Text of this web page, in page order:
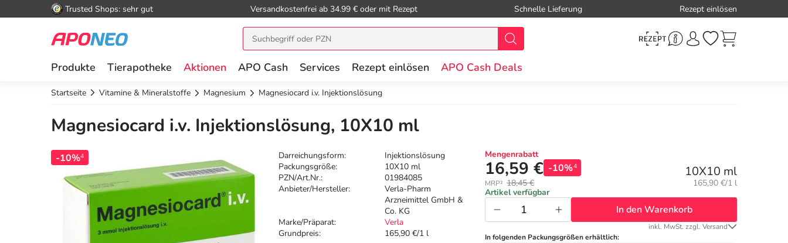
Trusted Shops: sehr gut Versandkostenfrei ab 34.99 € oder mit Rezept Schnelle Lieferung Rezept einlösen
Produkte Tierapotheke Aktionen APO Cash Services Rezept einlösen APO Cash Deals
Startseite Vitamine & Mineralstoffe Magnesium Magnesiocard i.v. Injektionslösung
Magnesiocard i.v. Injektionslösung, 10X10 ml
-10%4 Darreichungsform:
Injektionslösung
Packungsgröße:
10X10 ml
PZN/Art.Nr.:
01984085
Anbieter/Hersteller:
Verla-Pharm
Arzneimittel GmbH &
Co. KG
Marke/Präparat:
Verla
Grundpreis:
165,90 €/1 l
Mengenrabatt
16,59 € -10%4
MRP² 18,45 €
10X10 ml
Grundpreis:
165,90 €/1 l
Artikel verfügbar
In den Warenkorb
inkl. MwSt. zzgl. Versand
In folgenden Packungsgrößen erhältlich: